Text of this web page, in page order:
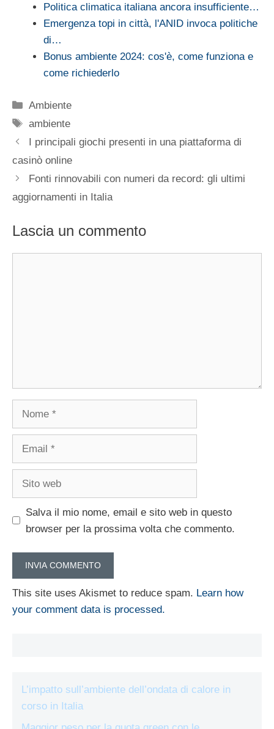
Politica climatica italiana ancora insufficiente…
Emergenza topi in città, l'ANID invoca politiche
di…
Bonus ambiente 2024: cos'è, come funziona e
come richiederlo
Categorie
Ambiente
Tag
ambiente
I principali giochi presenti in una piattaforma di
casinò online
Fonti rinnovabili con numeri da record: gli ultimi
aggiornamenti in Italia
Lascia un commento
Salva il mio nome, email e sito web in questo
browser per la prossima volta che commento.
This site uses Akismet to reduce spam. Learn how
your comment data is processed.
L’impatto sull’ambiente dell’ondata di calore in
corso in Italia